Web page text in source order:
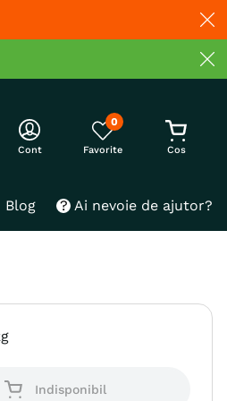
Cont
0
Blog Ai nevoie de ajutor?
Indisponibil